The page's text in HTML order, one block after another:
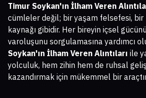
Timur Soykan'ın İlham Veren
cümleler değil; bir yaşam felsefesi, bir
kaynağı gibidir. Her bireyin içsel
varoluşunu sorgulamasına yardımcı
Soykan'ın İlham Veren Alıntıları ile
yolculuk, hem zihin hem de ruhsal
kazandırmak için mükemmel bir